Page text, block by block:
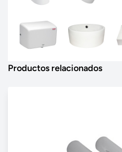
Productos relacionados